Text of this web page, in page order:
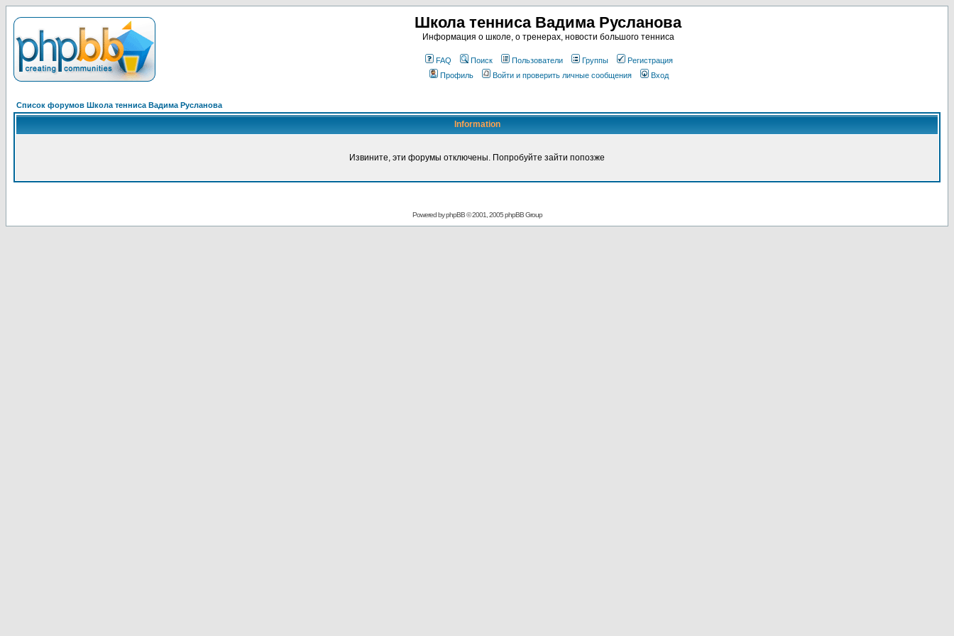
Школа тенниса Вадима Русланова
Информация о школе, о тренерах, новости большого тенниса
FAQ Поиск Пользователи Группы
Регистрация
Профиль
Войти и проверить личные сообщения Вход
Список форумов Школа тенниса Вадима Русланова
Information
Извините, эти форумы отключены. Попробуйте зайти попозже
Powered byphpBB© 2001, 2005 phpBB Group